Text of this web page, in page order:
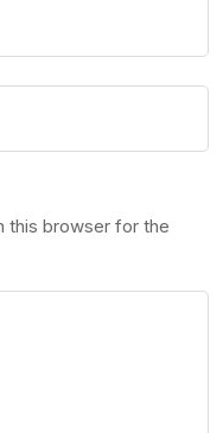
this browser for the